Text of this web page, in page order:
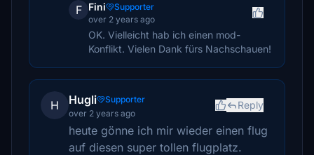
F Fini
Supporter
over 2 years ago
OK. Vielleicht hab ich einen mod-
Konflikt. Vielen Dank fürs Nachschauen!
H Hugli
Supporter
over 2 years ago
Reply
heute gönne ich mir wieder einen flug
auf diesen super tollen flugplatz.